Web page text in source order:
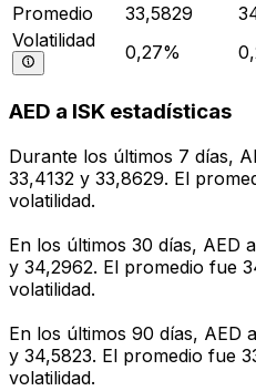
Promedio
33,5829
Volatilidad
0,27%
AED a ISK estadísticas
Durante los últimos 7 días,
33,4132 y 33,8629. El
volatilidad.
En los últimos 30 días, AED
y 34,2962. El promedio fue
volatilidad.
En los últimos 90 días, AED
y 34,5823. El promedio fue
volatilidad.